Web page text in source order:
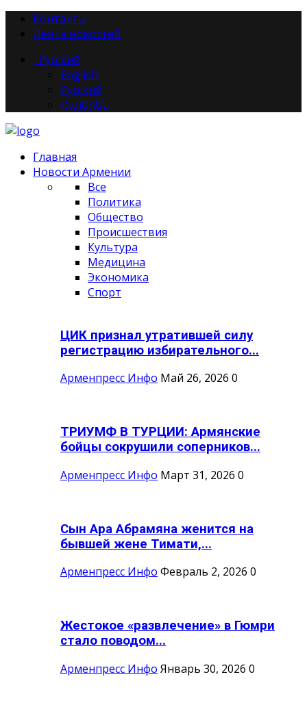
Контакты
Лента новостей
Русский
English
Русский
Հայերեն
Главная
Новости Армении
Все
Политика
Общество
Происшествия
Культура
Медицина
Экономика
Спорт
ЦИК признал утратившей силу
регистрацию избирательного...
Арменпресс Инфо Май 26, 2026 0
ТРИУМФ В ТУРЦИИ: Армянские
бойцы сокрушили соперников...
Арменпресс Инфо Март 31, 2026 0
Сын Ара Абрамяна женится на
бывшей жене Тимати,...
Арменпресс Инфо Февраль 2, 2026 0
Жестокое «развлечение» в Гюмри
стало поводом...
Арменпресс Инфо Январь 30, 2026 0